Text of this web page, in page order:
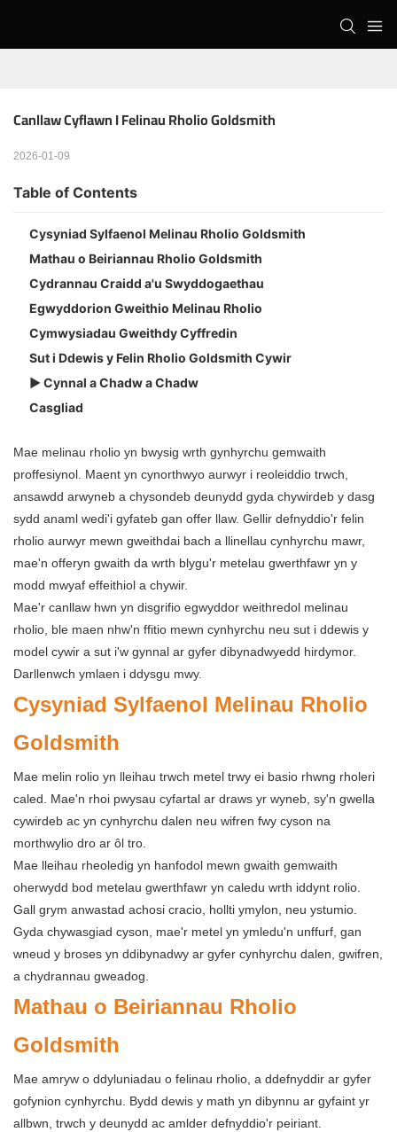
Canllaw Cyflawn I Felinau Rholio Goldsmith
2026-01-09
Table of Contents
Cysyniad Sylfaenol Melinau Rholio Goldsmith
Mathau o Beiriannau Rholio Goldsmith
Cydrannau Craidd a'u Swyddogaethau
Egwyddorion Gweithio Melinau Rholio
Cymwysiadau Gweithdy Cyffredin
Sut i Ddewis y Felin Rholio Goldsmith Cywir
▶ Cynnal a Chadw a Chadw
Casgliad
Mae melinau rholio yn bwysig wrth gynhyrchu gemwaith
proffesiynol. Maent yn cynorthwyo aurwyr i reoleiddio trwch,
ansawdd arwyneb a chysondeb deunydd gyda chywirdeb y dasg
sydd anaml wedi'i gyfateb gan offer llaw. Gellir defnyddio'r felin
rholio aurwyr mewn gweithdai bach a llinellau cynhyrchu mawr,
mae'n offeryn gwaith da wrth blygu'r metelau gwerthfawr yn y
modd mwyaf effeithiol a chywir.
Mae'r canllaw hwn yn disgrifio egwyddor weithredol melinau
rholio, ble maen nhw'n ffitio mewn cynhyrchu neu sut i ddewis y
model cywir a sut i'w gynnal ar gyfer dibynadwyedd hirdymor.
Darllenwch ymlaen i ddysgu mwy.
Cysyniad Sylfaenol Melinau Rholio
Goldsmith
Mae melin rolio yn lleihau trwch metel trwy ei basio rhwng rholeri
caled. Mae'n rhoi pwysau cyfartal ar draws yr wyneb, sy'n gwella
cywirdeb ac yn cynhyrchu dalen neu wifren fwy cyson na
morthwylio dro ar ôl tro.
Mae lleihau rheoledig yn hanfodol mewn gwaith gemwaith
oherwydd bod metelau gwerthfawr yn caledu wrth iddynt rolio.
Gall grym anwastad achosi cracio, hollti ymylon, neu ystumio.
Gyda chywasgiad cyson, mae'r metel yn ymledu'n unffurf, gan
wneud y broses yn ddibynadwy ar gyfer cynhyrchu dalen, gwifren,
a chydrannau gweadog.
Mathau o Beiriannau Rholio
Goldsmith
Mae amryw o ddyluniadau o felinau rholio, a ddefnyddir ar gyfer
gofynion cynhyrchu. Bydd dewis y math yn dibynnu ar gyfaint yr
allbwn, trwch y deunydd ac amlder defnyddio'r peiriant.